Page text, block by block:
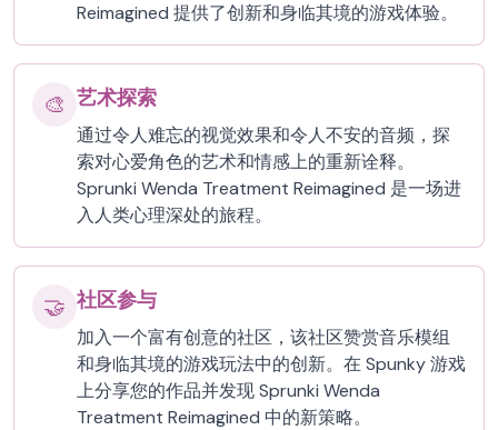
Reimagined 提供了创新和身临其境的游戏体验。
🎨 艺术探索
通过令人难忘的视觉效果和令人不安的音频，探
索对心爱角色的艺术和情感上的重新诠释。
Sprunki Wenda Treatment Reimagined 是一场进
入人类心理深处的旅程。
🤝 社区参与
加入一个富有创意的社区，该社区赞赏音乐模组
和身临其境的游戏玩法中的创新。在 Spunky 游戏
上分享您的作品并发现 Sprunki Wenda
Treatment Reimagined 中的新策略。